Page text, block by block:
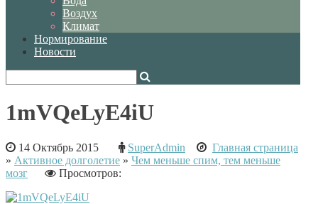
Воздух
Климат
Нормирование
Новости
1mVQeLyE4iU
14 Октябрь 2015 SuperAdmin
Главная страница
» Активное долголетие » Чем меньше спим, тем меньше
мозг
Просмотров: